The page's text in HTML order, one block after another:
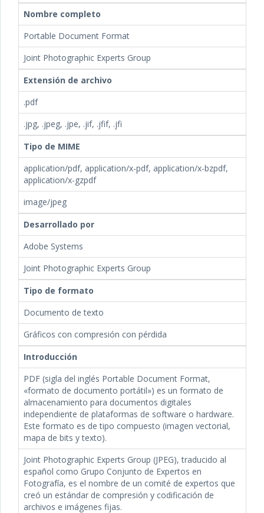
Nombre completo
Portable Document Format
Joint Photographic Experts Group
Extensión de archivo
.pdf
.jpg, .jpeg, .jpe, .jif, .jfif, .jfi
Tipo de MIME
application/pdf, application/x-pdf, application/x-bzpdf,
application/x-gzpdf
image/jpeg
Desarrollado por
Adobe Systems
Joint Photographic Experts Group
Tipo de formato
Documento de texto
Gráficos con compresión con pérdida
Introducción
PDF (sigla del inglés Portable Document Format,
«formato de documento portátil») es un formato de
almacenamiento para documentos digitales
independiente de plataformas de software o hardware.
Este formato es de tipo compuesto (imagen vectorial,
mapa de bits y texto).
Joint Photographic Experts Group (JPEG), traducido al
español como Grupo Conjunto de Expertos en
Fotografía, es el nombre de un comité de expertos que
creó un estándar de compresión y codificación de
archivos e imágenes fijas.